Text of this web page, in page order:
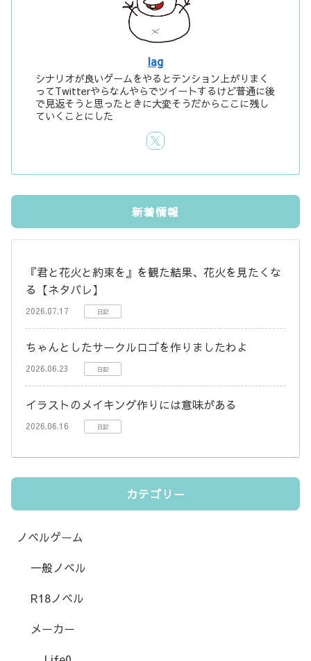
lag
シナリオが良いゲームをやるとテンション上がりまく
ってTwitterやらなんやらでツイートするけど普通に後
で見返そうと思ったときに大変そうだからここに残し
ていくことにした
新着情報
『君と花火と約束を』を観た結果、花火を見たくな
る【ネタバレ】
2026.07.17 日記
ちゃんとしたサークルロゴを作りましたわよ
2026.06.23 日記
イラストのメイキング作りには意味がある
2026.06.16 日記
カテゴリー
ノベルゲーム
一般ノベル
R18ノベル
メーカー